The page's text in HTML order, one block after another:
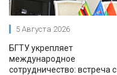
5 Августа 2026
БГТУ укрепляет
международное
сотрудничество: встреча с